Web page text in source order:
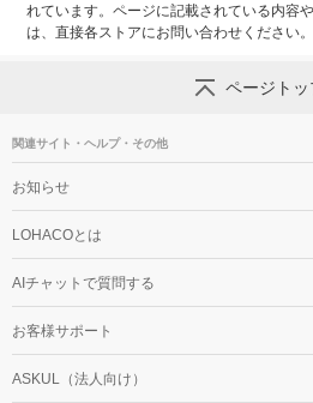
れています。ページに記載されている内容
は、直接各ストアにお問い合わせください。
ページトッ
関連サイト・ヘルプ・その他
お知らせ
LOHACOとは
AIチャットで質問する
お客様サポート
ASKUL（法人向け）